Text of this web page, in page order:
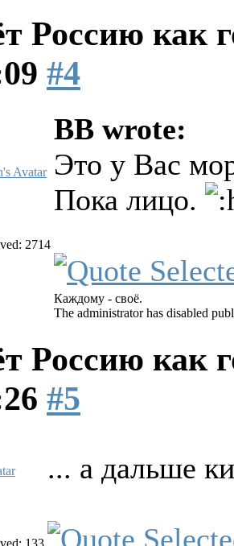
Россию как
#4
2714
BB wrote:
Это у Вас
Пока лицо.
Каждому - своё.
The administrator has disabled
Россию как
#5
133
... а дальше